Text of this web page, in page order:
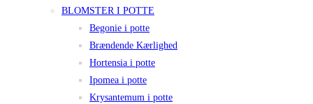
BLOMSTER I POTTE
Begonie i potte
Brændende Kærlighed
Hortensia i potte
Ipomea i potte
Krysantemum i potte